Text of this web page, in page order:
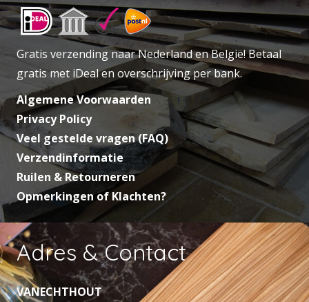
Gratis verzending naar Nederland en België! Betaal
gratis met iDeal en overschrijving per bank.
Algemene Voorwaarden
Privacy Policy
Veel gestelde vragen (FAQ)
Verzendinformatie
Ruilen & Retourneren
Opmerkingen of Klachten?
Adres & Contact
VANECHTHOUT